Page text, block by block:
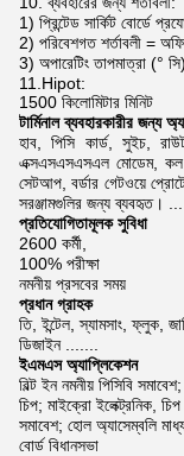
1) প্রিন্টেড সার্কিট বোর্ডে
2) পরিবেশগত শর্তাবলী =
3) অপারেটিং তাপমাত্রা
11.Hipot:
1500 কিলোমিটার মিনিট
টার্মিনাল ব্যবহারকারীর জন্য
হাব, পিসি কার্ড, সুইচ,
এক্সএসএসএসএল মোডেম, কল
সেটআপ, বর্ডার গেটওয়ে
সরঞ্জামগুলির জন্য ব্যবহৃত।
প্রতিযোগিতামূলক সুবিধা
2600 কর্মী,
100% পরীক্ষা
নমনীয় প্রসবের সময়
প্রধান গ্রাহক
তি, ইন্টেল, স্যামসাং, ফ্লুক,
ডিজাইন .......
ইএমএস অ্যাপ্লিকেশন
বিল্ট ইন নমনীয় পিসিবি
চিপ; মাইক্রো ইলেক্ট্রনিক,
সমাবেশ; হোল অ্যাসেম্বলি
বোর্ড বিধানসভা